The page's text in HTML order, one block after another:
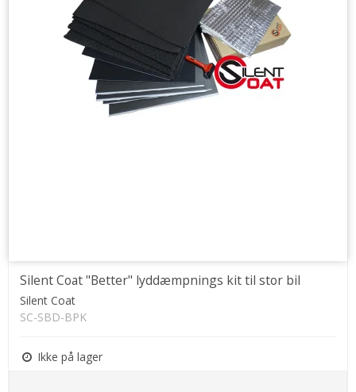
Silent Coat "Better" lyddæmpnings kit til stor bil
Silent Coat
SC-SBD-BPK
Ikke på lager